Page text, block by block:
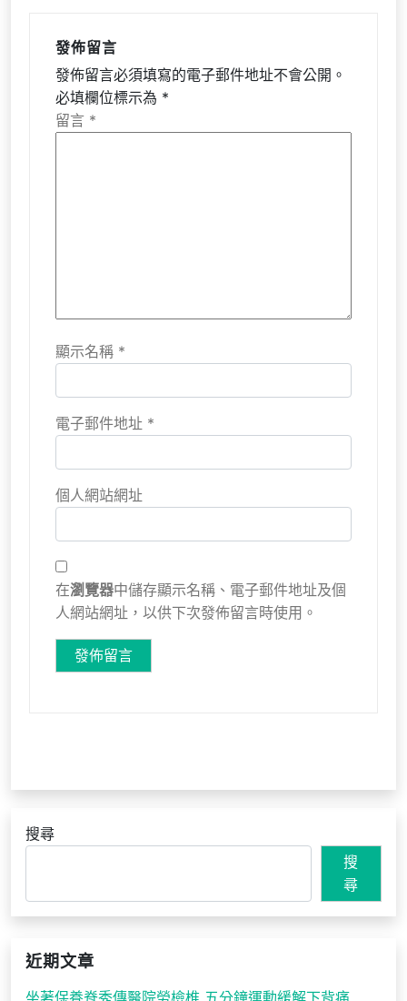
發佈留言
發佈留言必須填寫的電子郵件地址不會公開。
必填欄位標示為 *
留言 *
顯示名稱 *
電子郵件地址 *
個人網站網址
在瀏覽器中儲存顯示名稱、電子郵件地址及個
人網站網址，以供下次發佈留言時使用。
搜尋
搜
尋
近期文章
坐著保養脊秀傳醫院勞檢椎 五分鐘運動緩解下背痛